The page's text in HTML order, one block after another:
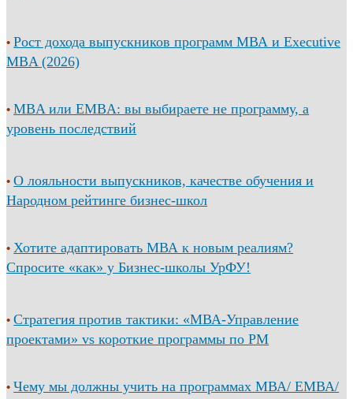
• Рост дохода выпускников программ МВА и Executive
MBA (2026)
• MBA или EMBA: вы выбираете не программу, а
уровень последствий
•О лояльности выпускников, качестве обучения и
Народном рейтинге бизнес-школ
• Хотите адаптировать МВА к новым реалиям?
Спросите «как» у Бизнес-школы УрФУ!
•Стратегия против тактики: «МВА-Управление
проектами» vs короткие программы по PM
• Чему мы должны учить на программах МВА/ ЕМВА/